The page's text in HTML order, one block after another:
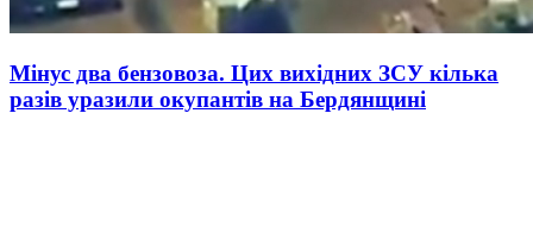
Мінус два бензовоза. Цих вихідних ЗСУ кілька
разів уразили окупантів на Бердянщині